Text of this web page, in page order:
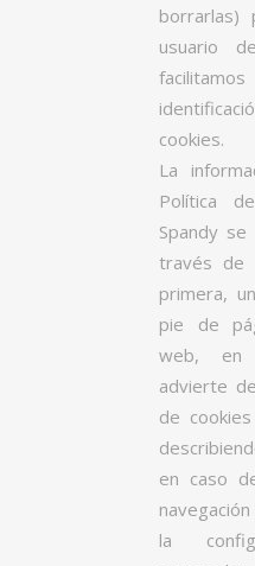
borrarlas)
usuario
cookies.
La
Política
Spandy
través de
primera,
pie de
web,
advierte
de
en caso
la